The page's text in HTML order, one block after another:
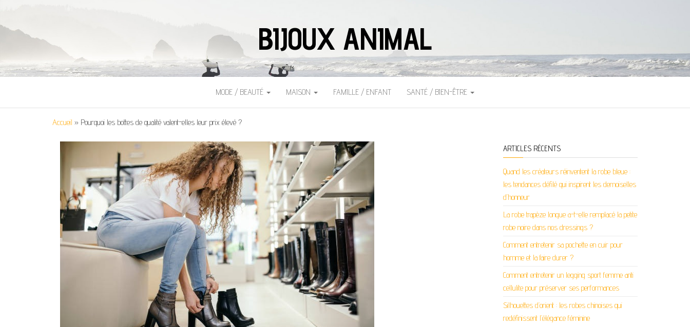
BIJOUX ANIMAL
MODE / BEAUTÉ MAISON FAMILLE / ENFANT SANTÉ / BIEN-ÊTRE
Accueil » Pourquoi les bottes de qualité valent-elles leur prix élevé ?
ARTICLES RÉCENTS
Quand les créateurs réinventent la robe bleue :
les tendances défilé qui inspirent les demoiselles
d’honneur
La robe trapèze longue a-t-elle remplacé la petite
robe noire dans nos dressings ?
Comment entretenir sa pochette en cuir pour
homme et la faire durer ?
Comment entretenir un legging sport femme anti
cellulite pour préserver ses performances
Silhouettes d’orient : les robes chinoises qui
redéfinissent l’élégance féminine